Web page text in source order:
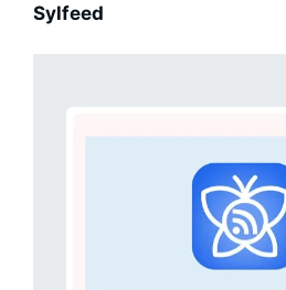
Sylfeed